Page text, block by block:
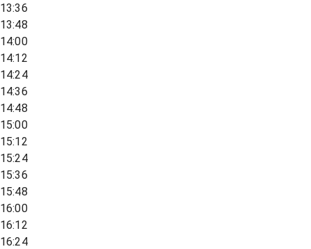
13:36
13:48
14:00
14:12
14:24
14:36
14:48
15:00
15:12
15:24
15:36
15:48
16:00
16:12
16:24